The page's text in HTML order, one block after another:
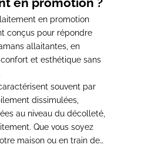
en promotion
conçus pour répondre
allaitantes , en
et esthétique sans
souvent par
dissimulées,
au niveau du décolleté,
Que vous soyez
maison ou en train de